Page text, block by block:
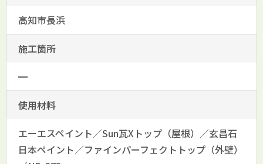
高知市長浜
施工箇所
━
使用材料
エーエスペイント／Sun瓦Xトップ（屋根）／玄昌石
日本ペイント／ファインパーフェクトトップ（外壁）